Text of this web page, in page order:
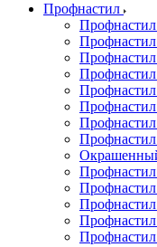
Профнастил
Профнастил